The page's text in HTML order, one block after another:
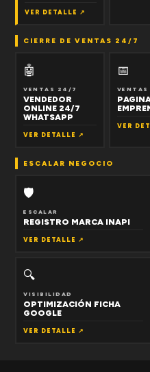
VER DETALLE ↗
CIERRE DE VENTAS 24/7
🤖
VENTAS 24/7
VENDEDOR
ONLINE 24/7
WHATSAPP
VER DETALLE ↗
📅
VER
ESCALAR NEGOCIO
🛡
ESCALAR
REGISTRO MARCA INAPI
VER DETALLE ↗
🔍
VISIBILIDAD
OPTIMIZACIÓN FICHA
GOOGLE
VER DETALLE ↗